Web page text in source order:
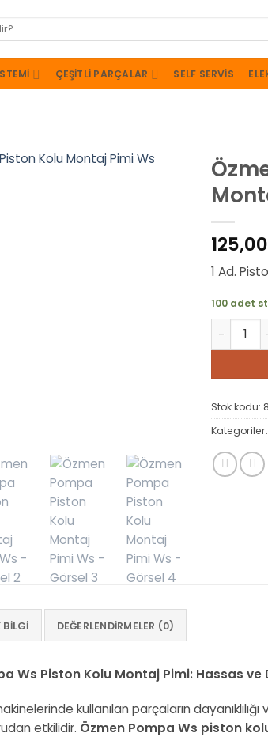
ÇEŞITLI PARÇALAR SELF SERVIS
1 Ad.
100 adet
Özmen
Stok kodu:
BILGI DEĞERLENDIRMELER (0)
Ws Piston Kolu Montaj Pimi: Hassas ve
kullanılan parçaların
etkilidir. Özmen Pompa Ws piston